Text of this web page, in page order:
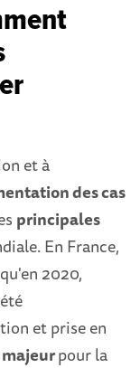
et à
des cas
principales
En France,
2020,
et prise en
pour la